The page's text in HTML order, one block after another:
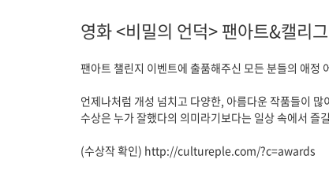
영화 <비밀의 언덕> 팬아트&캘리
팬아트 챌린지 이벤트에 출품해주신 모든 분들의 애정
언제나처럼 개성 넘치고 다양한, 아름다운 작품들이 많
수상은 누가 잘했다의 의미라기보다는 일상 속에서 즐
(수상작 확인) http://cultureple.com/?c=awards